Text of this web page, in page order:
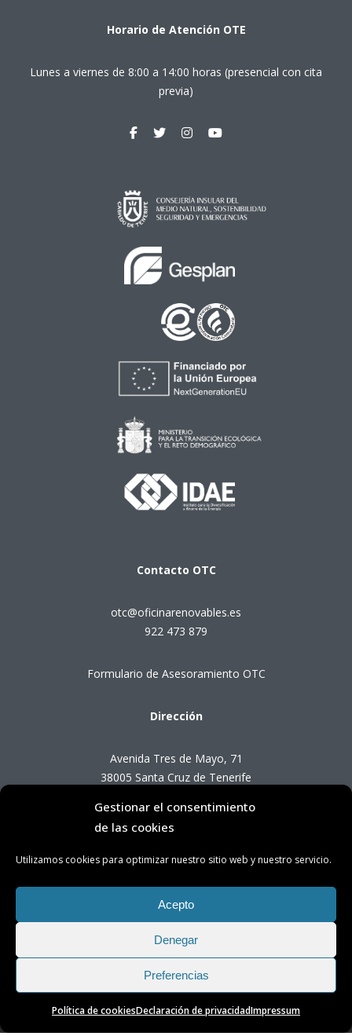
Gestionar el consentimiento
de las cookies
Utilizamos cookies para optimizar nuestro sitio web y nuestro servicio.
Acepto
Denegar
Preferencias
Política de cookiesDeclaración de privacidadImpressum
Horario de Atención OTE
Lunes a viernes de 8:00 a 14:00 horas (presencial con cita
previa)
Contacto OTC
otc@oficinarenovables.es
922 473 879
Formulario de Asesoramiento OTC
Dirección
Avenida Tres de Mayo, 71
38005 Santa Cruz de Tenerife
Horario de Atención OTC
Lunes a viernes de 8:00 a 14:00 horas